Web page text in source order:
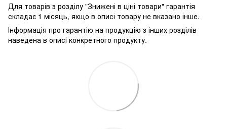
Для товарів з розділу "Знижені в ціні товари" гарантія
складає 1 місяць, якщо в описі товару не вказано інше.
Інформація про гарантію на продукцію з інших розділів
наведена в описі конкретного продукту.